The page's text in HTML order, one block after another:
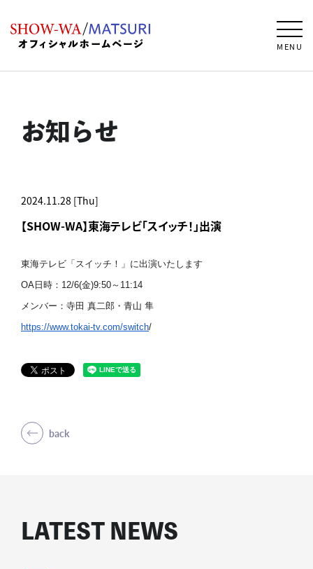
MENU
お知らせ
2024.11.28 [Thu]
【SHOW-WA】東海テレビ「スイッチ！」出演
東海テレビ「スイッチ！」に出演いたします
OA日時：12/6(金)9:50～11:14
メンバー：寺田 真二郎・青山 隼
https://www.tokai-tv.com/switch/
back
LATEST NEWS